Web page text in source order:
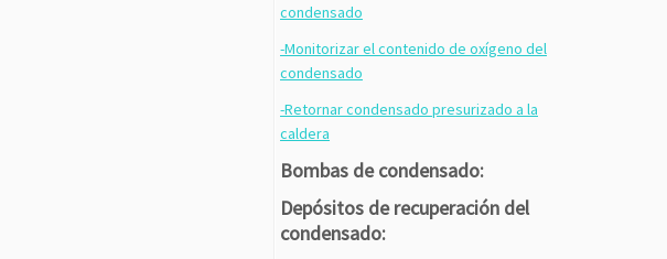
condensado
-Monitorizar el contenido de oxígeno del
condensado
-Retornar condensado presurizado a la
caldera
Bombas de condensado:
Depósitos de recuperación del
condensado: